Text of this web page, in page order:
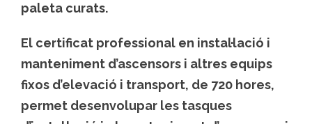
paleta curats.
El certificat professional en instal·lació i
manteniment d’ascensors i altres equips
fixos d’elevació i transport, de 720 hores,
permet desenvolupar les tasques